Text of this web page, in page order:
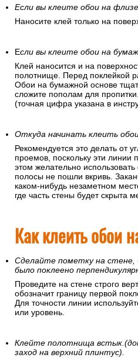
Если вы клеите обои на
Наносите клей только на
Если вы клеите обои на
Клей наносится и на
полотнище. Перед поклейкой
Обои на бумажной основе
сложите пополам для
(точная цифра указана в
Откуда начинать клеить
Рекомендуется это делать от
проемов, поскольку эти линии
этом желательно
полосы не пошли вкривь.
каком-нибудь незаметном
где часть стены будет скрыта
Как клеить обои
Сделайте пометку на стене,
было поклеено
Проведите на стене строго
обозначит границу первой
Для точности линии
или уровень.
Клейте полотнища
заход на верхний плинтус).